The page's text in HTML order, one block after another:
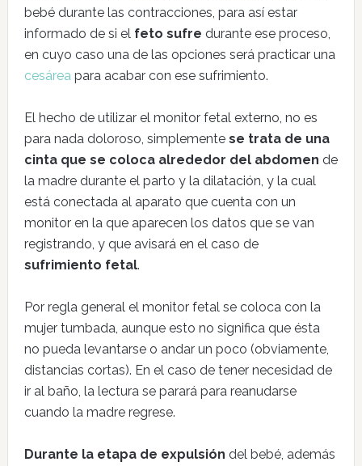
bebé durante las contracciones, para así estar
informado de si elfeto sufre durante ese proceso,
en cuyo caso una de las opciones será practicar una
cesáreapara acabar con ese sufrimiento.
El hecho de utilizar el monitor fetal externo, no es
para nada doloroso, simplemente se trata de una
cinta que se coloca alrededor del abdomen de
la madre durante el parto y la dilatación, y la cual
está conectada al aparato que cuenta con un
monitor en la que aparecen los datos que se van
registrando, y que avisará en el caso de
sufrimiento fetal.
Por regla general el monitor fetal se coloca con la
mujer tumbada, aunque esto no significa que ésta
no pueda levantarse o andar un poco (obviamente,
distancias cortas). En el caso de tener necesidad de
ir al baño, la lectura se parará para reanudarse
cuando la madre regrese.
Durante la etapa de expulsión del bebé, además